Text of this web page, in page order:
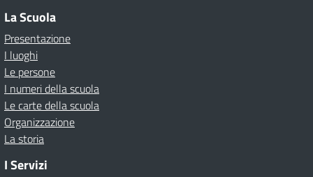
La Scuola
Presentazione
I luoghi
Le persone
I numeri della scuola
Le carte della scuola
Organizzazione
La storia
I Servizi